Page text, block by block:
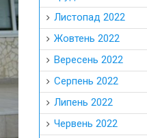
Листопад 2022
Жовтень 2022
Вересень 2022
Серпень 2022
Липень 2022
Червень 2022